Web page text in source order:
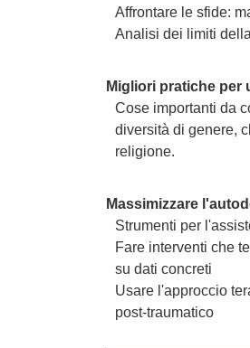
Affrontare le sfide:
Analisi dei limiti
Migliori pratiche per
Cose importanti da
diversità di genere,
religione.
Massimizzare
Strumenti per
Fare interventi che
su dati concreti
Usare l'approccio
post-traumatico